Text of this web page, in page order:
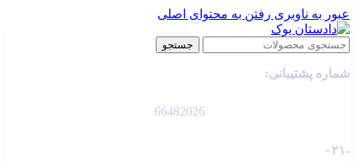
عبور به ناوبری رفتن به محتوای اصلی
جستجو
شماره پشتیبانی:
66482026
-۰۲۱